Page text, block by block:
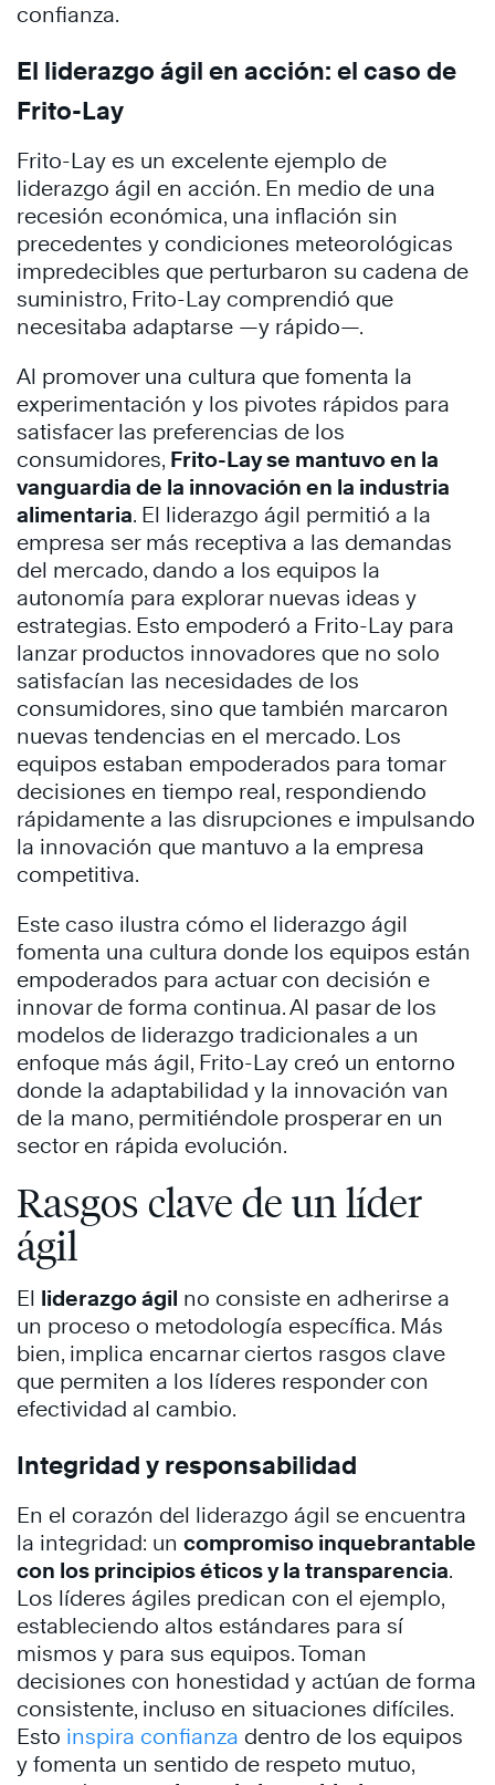
confianza.
El liderazgo ágil en acción: el caso de
Frito-Lay
Frito-Lay es un excelente ejemplo de
liderazgo ágil en acción. En medio de una
recesión económica, una inflación sin
precedentes y condiciones meteorológicas
impredecibles que perturbaron su cadena de
suministro, Frito-Lay comprendió que
necesitaba adaptarse —y rápido—.
Al promover una cultura que fomenta la
experimentación y los pivotes rápidos para
satisfacer las preferencias de los
consumidores, Frito-Lay se mantuvo en la
vanguardia de la innovación en la industria
alimentaria. El liderazgo ágil permitió a la
empresa ser más receptiva a las demandas
del mercado, dando a los equipos la
autonomía para explorar nuevas ideas y
estrategias. Esto empoderó a Frito-Lay para
lanzar productos innovadores que no solo
satisfacían las necesidades de los
consumidores, sino que también marcaron
nuevas tendencias en el mercado. Los
equipos estaban empoderados para tomar
decisiones en tiempo real, respondiendo
rápidamente a las disrupciones e impulsando
la innovación que mantuvo a la empresa
competitiva.
Este caso ilustra cómo el liderazgo ágil
fomenta una cultura donde los equipos están
empoderados para actuar con decisión e
innovar de forma continua. Al pasar de los
modelos de liderazgo tradicionales a un
enfoque más ágil, Frito-Lay creó un entorno
donde la adaptabilidad y la innovación van
de la mano, permitiéndole prosperar en un
sector en rápida evolución.
Rasgos clave de un líder
ágil
El liderazgo ágil no consiste en adherirse a
un proceso o metodología específica. Más
bien, implica encarnar ciertos rasgos clave
que permiten a los líderes responder con
efectividad al cambio.
Integridad y responsabilidad
En el corazón del liderazgo ágil se encuentra
la integridad: un compromiso inquebrantable
con los principios éticos y la transparencia.
Los líderes ágiles predican con el ejemplo,
estableciendo altos estándares para sí
mismos y para sus equipos. Toman
decisiones con honestidad y actúan de forma
consistente, incluso en situaciones difíciles.
Esto inspira confianza dentro de los equipos
y fomenta un sentido de respeto mutuo,